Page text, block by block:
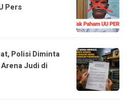
Pers
Polisi Diminta
Judi di